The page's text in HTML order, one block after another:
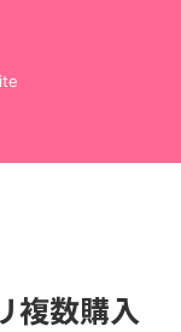
複数購入